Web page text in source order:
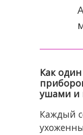
Как
ушами и
Каждый